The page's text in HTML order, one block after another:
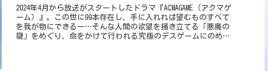
2024年4月から放送がスタートしたドラマ『ACMAGAME（アクマゲ
ーム）』。この世に99本存在し、手に入れれば望むものすべて
を我が物にできるー…そんな人間の欲望を掻き立てる「悪魔の
鍵」をめぐり、命をかけて行われる究極のデスゲームにのめ